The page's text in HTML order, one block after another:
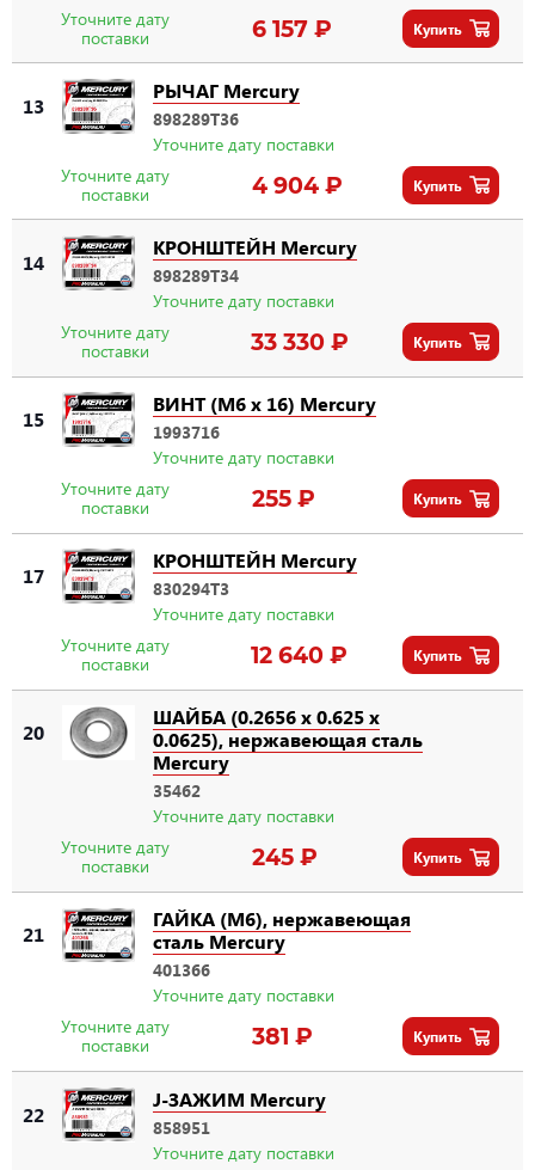
Уточните дату
поставки
6 157 ₽ Купить
13
РЫЧАГ Mercury
898289T36
Уточните дату поставки
Уточните дату
поставки
4 904 ₽ Купить
14
КРОНШТЕЙН Mercury
898289T34
Уточните дату поставки
Уточните дату
поставки
33 330 ₽ Купить
15
ВИНТ (M6 x 16) Mercury
1993716
Уточните дату поставки
Уточните дату
поставки
255 ₽ Купить
17
КРОНШТЕЙН Mercury
830294T3
Уточните дату поставки
Уточните дату
поставки
12 640 ₽ Купить
20
ШАЙБА (0.2656 x 0.625 x
0.0625), нержавеющая сталь
Mercury
35462
Уточните дату поставки
Уточните дату
поставки
245 ₽ Купить
21
ГАЙКА (M6), нержавеющая
сталь Mercury
401366
Уточните дату поставки
Уточните дату
поставки
381 ₽ Купить
22
J-ЗАЖИМ Mercury
858951
Уточните дату поставки